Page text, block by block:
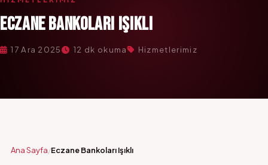
ECZANE BANKOLARI IŞIKLI
17 Ara 2025 12 dk okuma Hizmetlerimiz
Ana Sayfa Eczane Bankoları Işıklı